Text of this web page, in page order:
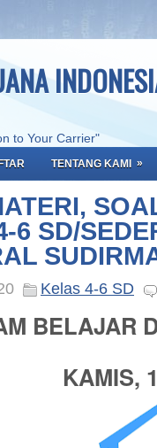
to Your Carrier"
TENTANG KAMI »
6 SD/
Kelas 4-6 SD
BELAJAR
KAMIS,